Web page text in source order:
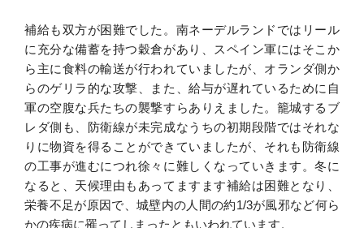
補給も双方が困難でした。南ネーデルランドではリール
に充分な備蓄を持つ穀倉があり、スペイン軍にはそこか
ら主に食料の輸送が行われていましたが、オランダ側か
らのゲリラ的な攻撃、また、給与が遅れているために自
軍の空腹な兵たちの襲撃すらありえました。籠城するブ
レダ側も、防衛線が未完成なうちの初期段階ではそれな
りに物資を得ることができていましたが、それも防衛線
の工事が進むにつれ徐々に難しくなっていきます。冬に
なると、天候理由もあってますます補給は困難となり、
栄養不足が原因で、城壁内の人間の約1/3が風邪など何ら
かの疾病に罹ってしまったともいわれています。